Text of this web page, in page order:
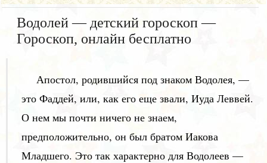
Водолей — детский гороскоп —
Гороскоп, онлайн бесплатно
Апостол, родившийся под знаком Водолея, —
это Фаддей, или, как его еще звали, Иуда Леввей.
О нем мы почти ничего не знаем,
предположительно, он был братом Иакова
Младшего. Это так характерно для Водолеев —